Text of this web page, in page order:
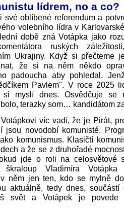
lídrem, no a co?
své oblíbené referendum a
volebního lídra v
době zná Votápka jako
ruských
Ukrajiny. Když si přečteme
že si na něm někdo
padoucha aby pohledal.
Pavlem". V roce 2025
myslí dnes. Osvědčuje se
bolo, terazky som… kandidátom
víc vadí, že je Pirát,
jsou novodobí komunisté.
komunismus. Klasičtí
a že se z druhořadé
jde o roli na celosvětové
škraloup Vladimíra
něm jen ten, kdo se mylně
aktuálně, tedy dnes, součástí
svět a Votápek je